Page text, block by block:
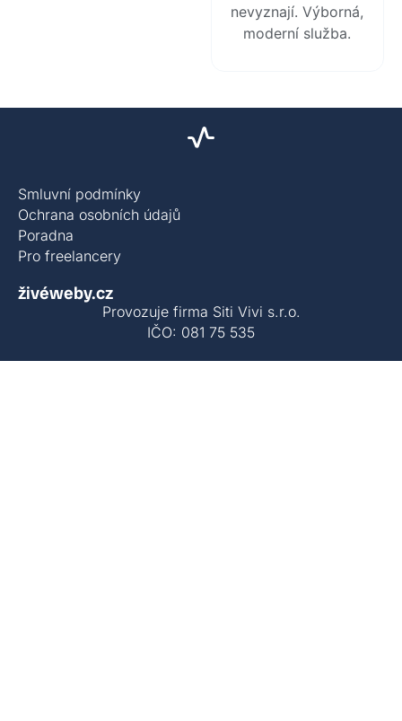
nevyznají. Výborná,
moderní služba.
Smluvní podmínky
Ochrana osobních údajů
Poradna
Pro freelancery
živéweby.cz
Provozuje firma Siti Vivi s.r.o.
IČO: 081 75 535